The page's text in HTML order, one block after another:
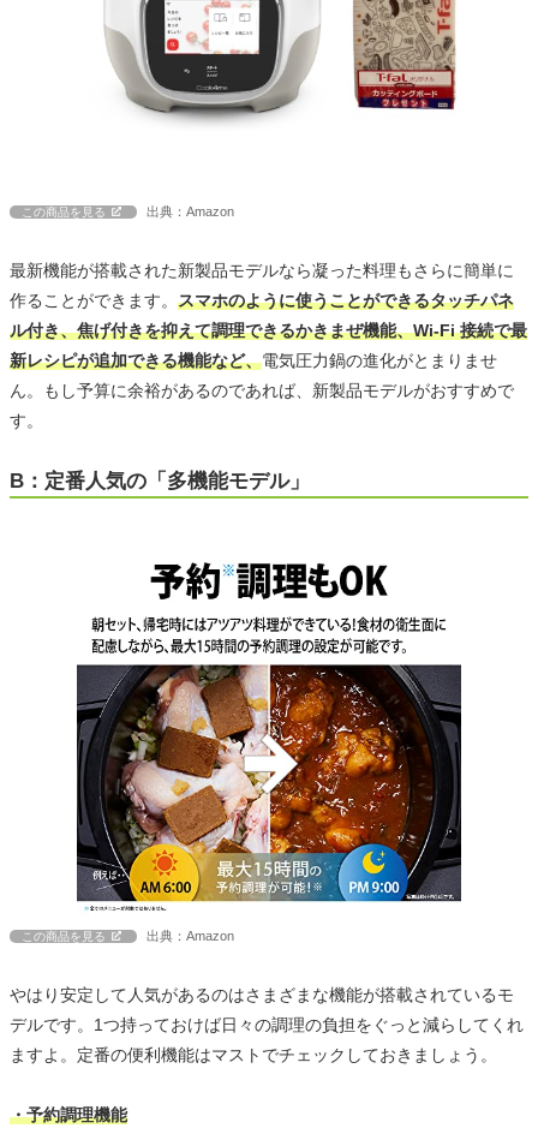
この商品を見る 出典：Amazon
最新機能が搭載された新製品モデルなら凝った料理もさらに簡単に
作ることができます。 スマホのように使うことができるタッチパネ
ル付き、焦げ付きを抑えて調理できるかきまぜ機能、Wi-Fi 接続で最
新レシピが追加できる機能など、電気圧力鍋の進化がとまりませ
ん。もし予算に余裕があるのであれば、新製品モデルがおすすめで
す。
B：定番人気の「多機能モデル」
この商品を見る 出典：Amazon
やはり安定して人気があるのはさまざまな機能が搭載されているモ
デルです。1つ持っておけば日々の調理の負担をぐっと減らしてくれ
ますよ。定番の便利機能はマストでチェックしておきましょう。
・予約調理機能